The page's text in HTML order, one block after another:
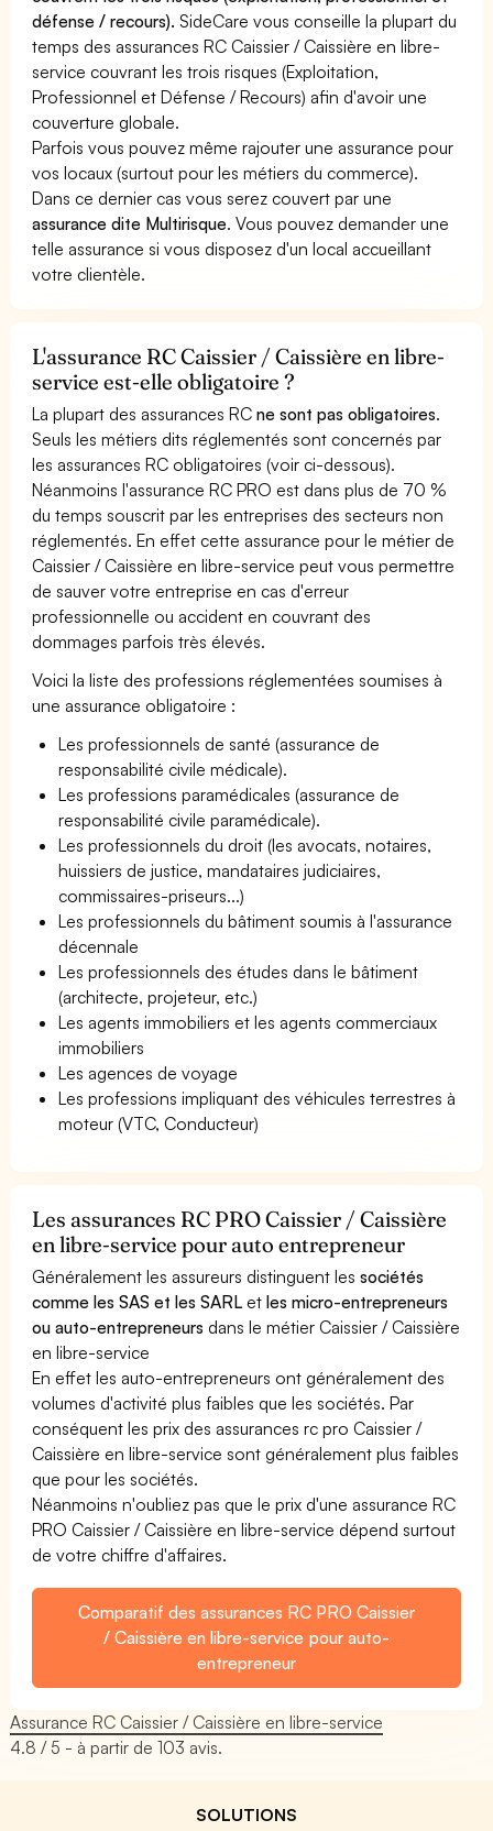
défense / recours). SideCare vous conseille la plupart du
temps des assurances RC Caissier / Caissière en libre-
service couvrant les trois risques (Exploitation,
Professionnel et Défense / Recours) afin d'avoir une
couverture globale.
Parfois vous pouvez même rajouter une assurance pour
vos locaux (surtout pour les métiers du commerce).
Dans ce dernier cas vous serez couvert par une
assurance dite Multirisque. Vous pouvez demander une
telle assurance si vous disposez d'un local accueillant
votre clientèle.
L'assurance RC Caissier / Caissière en libre-
service est-elle obligatoire ?
La plupart des assurances RCne sont pas obligatoires.
Seuls les métiers dits réglementés sont concernés par
les assurances RC obligatoires (voir ci-dessous).
Néanmoins l'assurance RC PRO est dans plus de 70 %
du temps souscrit par les entreprises des secteurs non
réglementés. En effet cette assurance pour le métier de
Caissier / Caissière en libre-service peut vous permettre
de sauver votre entreprise en cas d'erreur
professionnelle ou accident en couvrant des
dommages parfois très élevés.
Voici la liste des professions réglementées soumises à
une assurance obligatoire :
Les professionnels de santé (assurance de
responsabilité civile médicale).
Les professions paramédicales (assurance de
responsabilité civile paramédicale).
Les professionnels du droit (les avocats, notaires,
huissiers de justice, mandataires judiciaires,
commissaires-priseurs...)
Les professionnels du bâtiment soumis à l'assurance
décennale
Les professionnels des études dans le bâtiment
(architecte, projeteur, etc.)
Les agents immobiliers et les agents commerciaux
immobiliers
Les agences de voyage
Les professions impliquant des véhicules terrestres à
moteur (VTC, Conducteur)
Les assurances RC PRO Caissier / Caissière
en libre-service pour auto entrepreneur
Généralement les assureurs distinguent lessociétés
comme les SAS et les SARL etles micro-entrepreneurs
ou auto-entrepreneurs dans le métier Caissier / Caissière
en libre-service
En effet les auto-entrepreneurs ont généralement des
volumes d'activité plus faibles que les sociétés. Par
conséquent les prix des assurances rc pro Caissier /
Caissière en libre-service sont généralement plus faibles
que pour les sociétés.
Néanmoins n'oubliez pas que le prix d'une assurance RC
PRO Caissier / Caissière en libre-service dépend surtout
de votre chiffre d'affaires.
Comparatif des assurances RC PRO Caissier
/ Caissière en libre-service pour auto-
entrepreneur
Assurance RC Caissier / Caissière en libre-service
4.8 / 5 - à partir de103 avis.
SOLUTIONS